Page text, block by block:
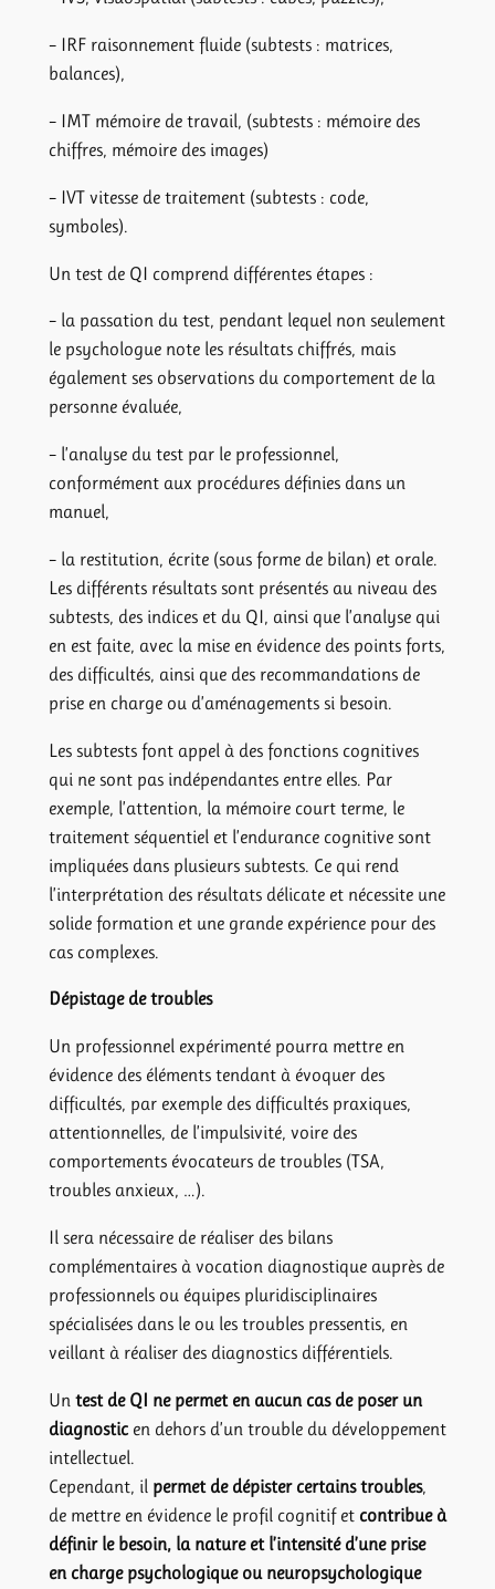
– IRF raisonnement fluide (subtests : matrices,
balances),
– IMT mémoire de travail, (subtests : mémoire des
chiffres, mémoire des images)
– IVT vitesse de traitement (subtests : code,
symboles).
Un test de QI comprend différentes étapes :
– la passation du test, pendant lequel non seulement
le psychologue note les résultats chiffrés, mais
également ses observations du comportement de la
personne évaluée,
– l’analyse du test par le professionnel,
conformément aux procédures définies dans un
manuel,
– la restitution, écrite (sous forme de bilan) et orale.
Les différents résultats sont présentés au niveau des
subtests, des indices et du QI, ainsi que l’analyse qui
en est faite, avec la mise en évidence des points forts,
des difficultés, ainsi que des recommandations de
prise en charge ou d’aménagements si besoin.
Les subtests font appel à des fonctions cognitives
qui ne sont pas indépendantes entre elles. Par
exemple, l’attention, la mémoire court terme, le
traitement séquentiel et l’endurance cognitive sont
impliquées dans plusieurs subtests. Ce qui rend
l’interprétation des résultats délicate et nécessite une
solide formation et une grande expérience pour des
cas complexes.
Dépistage de troubles
Un professionnel expérimenté pourra mettre en
évidence des éléments tendant à évoquer des
difficultés, par exemple des difficultés praxiques,
attentionnelles, de l’impulsivité, voire des
comportements évocateurs de troubles (TSA,
troubles anxieux, …).
Il sera nécessaire de réaliser des bilans
complémentaires à vocation diagnostique auprès de
professionnels ou équipes pluridisciplinaires
spécialisées dans le ou les troubles pressentis, en
veillant à réaliser des diagnostics différentiels.
Un test de QI ne permet en aucun cas de poser un
diagnosticen dehors d’un trouble du développement
intellectuel.
Cependant, il permet de dépister certains troubles,
de mettre en évidence le profil cognitif et contribue à
définir le besoin, la nature et l’intensité d’une prise
en charge psychologique ou neuropsychologique